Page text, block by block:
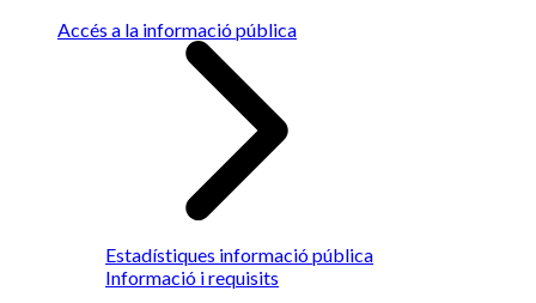
Accés a la informació pública
Estadístiques informació pública
Informació i requisits